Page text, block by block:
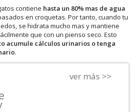
contiene hasta un 80% mas de agua
en croquetas. Por tanto, cuando tu
se hidrata mucho mas y mantiene
que con un pienso seco. Esto
acumule cálculos urinarios o tenga
.
ver más >>